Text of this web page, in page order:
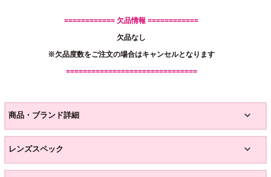
============ 欠品情報 ============
欠品なし
※欠品度数をご注文の場合はキャンセルとなります
===============================
商品・ブランド詳細
レンズスペック